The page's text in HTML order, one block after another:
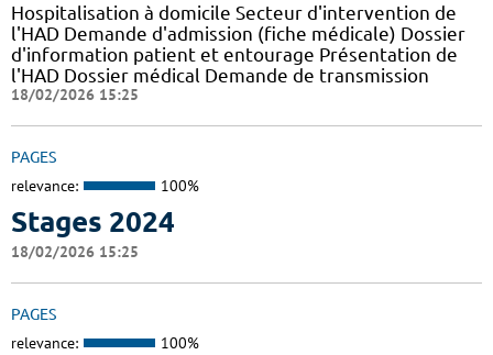
Hospitalisation à domicile Secteur d'intervention de
l'HAD Demande d'admission (fiche médicale) Dossier
d'information patient et entourage Présentation de
l'HAD Dossier médical Demande de transmission
18/02/2026 15:25
PAGES
relevance: 100%
Stages 2024
18/02/2026 15:25
PAGES
relevance: 100%